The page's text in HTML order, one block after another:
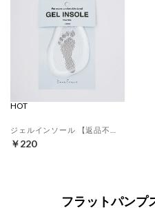
HOT
￥220
フラットパンプ